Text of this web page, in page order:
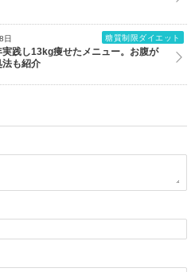
日 糖質制限ダイエット
践し13kg痩せたメニュー。お腹が
法も紹介